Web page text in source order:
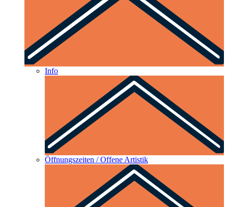
Info
Öffnungszeiten / Offene Artistik